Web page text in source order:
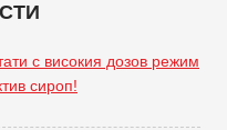
с високия дозов режим
сироп!